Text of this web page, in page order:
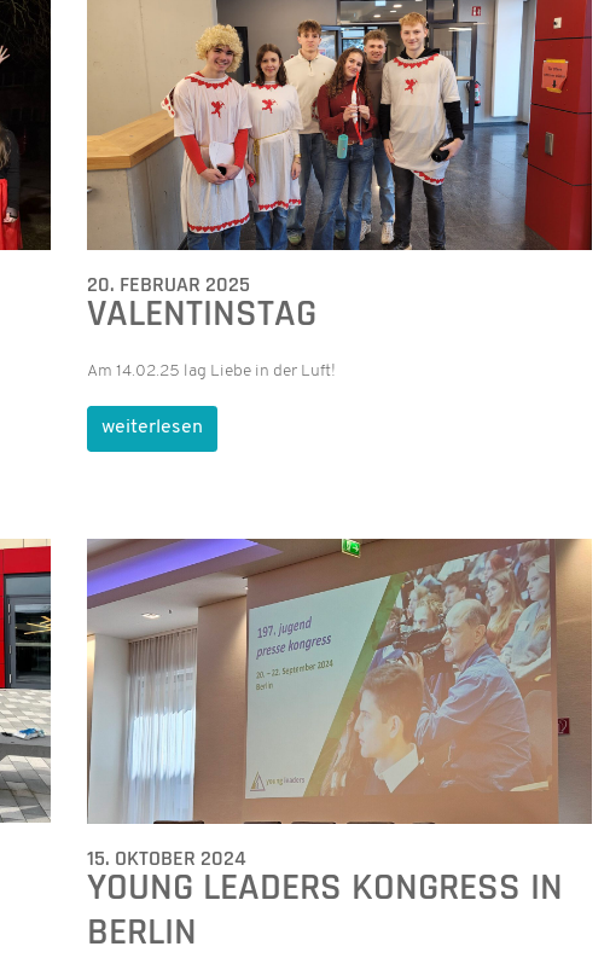
20. FEBRUAR 2025
VALENTINSTAG
Am 14.02.25 lag Liebe in der Luft!
weiterlesen
15. OKTOBER 2024
YOUNG LEADERS KONGRESS IN
BERLIN